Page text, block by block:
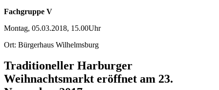
Fachgruppe V
Montag, 05.03.2018, 15.00Uhr
Ort: Bürgerhaus Wilhelmsburg
Traditioneller Harburger
Weihnachtsmarkt eröffnet am 23.